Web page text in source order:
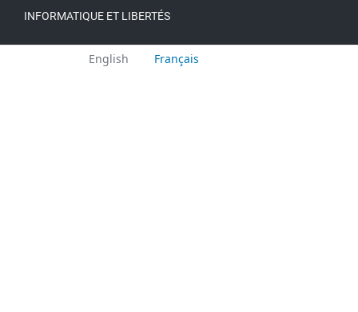
INFORMATIQUE ET LIBERTÉS
English Français